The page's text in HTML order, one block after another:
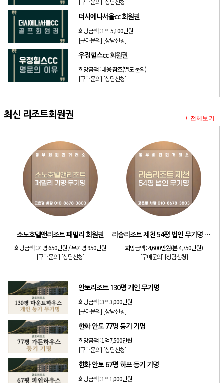
[구매문의] [상담신청]
더시에나서울cc 회원권
희망금액 :1억 5,100만원
[구매문의] [상담신청]
우정힐스cc 회원권
희망금액 :내용 참조(별도 문의)
[구매문의] [상담신청]
최신 리조트회원권
소노호텔앤리조트 패밀리 회원권
희망금액 :기명 650만원 / 무기명 950만원
[구매문의] [상담신청]
리솜리조트 제천 54평 법인 무기명 회원제
희망금액 :4,600만원(분 4,750만원)
[구매문의] [상담신청]
안토리조트 130평 개인 무기명
희망금액 :3억3,000만원
[구매문의] [상담신청]
한화 안토 77평 등기 기명
희망금액 :1억7,500만원
[구매문의] [상담신청]
한화 안토 67평 하프 등기 기명
희망금액 :1억1,000만원
+ 전체보기